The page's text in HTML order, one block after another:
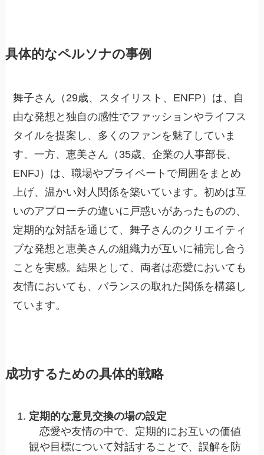
具体的なペルソナの事例
舞子さん（29歳、スタイリスト、ENFP）は、自
由な発想と独自の感性でファッションやライフス
タイルを提案し、多くのファンを魅了していま
す。一方、恵美さん（35歳、企業の人事部長、
ENFJ）は、職場やプライベートで周囲をまとめ
上げ、温かい対人関係を築いています。初めは互
いのアプローチの違いに戸惑いがあったものの、
定期的な対話を通じて、舞子さんのクリエイティ
ブな発想と恵美さんの組織力が互いに補完し合う
ことを実感。結果として、両者は恋愛においても
友情においても、バランスの取れた関係を構築し
ています。
成功するための具体的戦略
定期的な意見交換の場の設定
恋愛や友情の中で、定期的にお互いの価値
観や目標について対話することで、誤解を防